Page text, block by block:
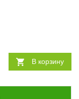
В корзину